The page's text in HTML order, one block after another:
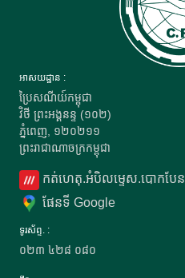
អាសយដ្ឋាន :
ប្រៃសណីយ៍កម្ពុជា
វិថី ព្រះអង្គនន្ទ (១០២)
ភ្នំពេញ, ១២០២១១
ព្រះរាជាណាចក្រកម្ពុជា
កត់ហេតុ.អំបិលម្ទេស.បោកបែន
ផែនទី Google
ទូរស័ព្ទ. :
០២៣ ៤២៨ ០៨០